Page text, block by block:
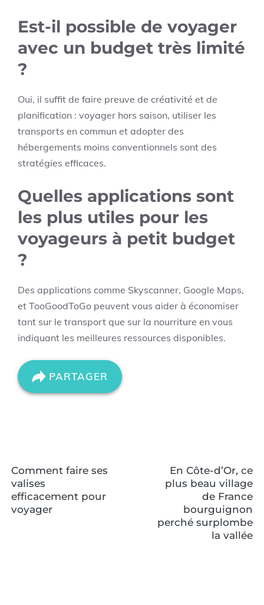
Est-il possible de voyager
avec un budget très limité
?
Oui, il suffit de faire preuve de créativité et de
planification : voyager hors saison, utiliser les
transports en commun et adopter des
hébergements moins conventionnels sont des
stratégies efficaces.
Quelles applications sont
les plus utiles pour les
voyageurs à petit budget
?
Des applications comme Skyscanner, Google Maps,
et TooGoodToGo peuvent vous aider à économiser
tant sur le transport que sur la nourriture en vous
indiquant les meilleures ressources disponibles.
PARTAGER
Comment faire ses
valises
efficacement pour
voyager
En Côte-d’Or, ce
plus beau village
de France
bourguignon
perché surplombe
la vallée